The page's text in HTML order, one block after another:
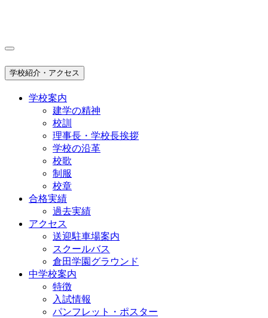
学校紹介・アクセス
学校案内
建学の精神
校訓
理事長・学校長挨拶
学校の沿革
校歌
制服
校章
合格実績
過去実績
アクセス
送迎駐車場案内
スクールバス
倉田学園グラウンド
中学校案内
特徴
入試情報
パンフレット・ポスター